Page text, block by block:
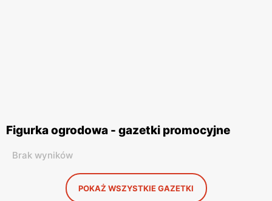
Figurka ogrodowa - gazetki promocyjne
Brak wyników
POKAŻ WSZYSTKIE GAZETKI